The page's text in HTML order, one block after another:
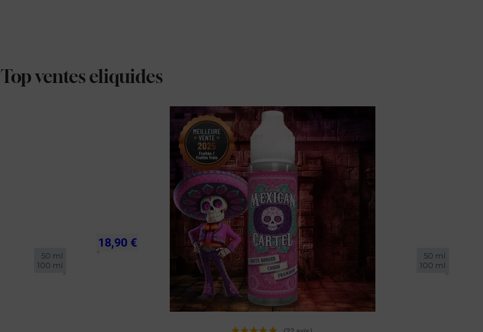
Top ventes eliquides
50 ml
100 ml
50 ml
100 ml
18,90 €